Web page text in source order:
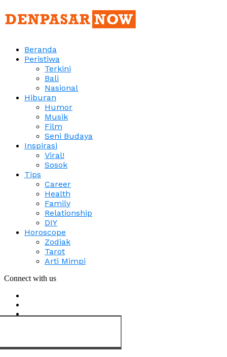
Beranda
Peristiwa
Terkini
Bali
Nasional
Hiburan
Humor
Musik
Film
Seni Budaya
Inspirasi
Viral!
Sosok
Tips
Career
Health
Family
Relationship
DIY
Horoscope
Zodiak
Tarot
Arti Mimpi
Connect with us